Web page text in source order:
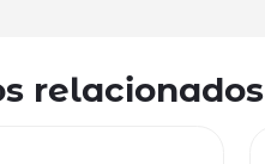
relacionados